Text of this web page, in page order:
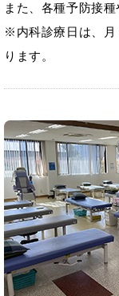
また、各種予防接
※内科診療日は、月
ります。